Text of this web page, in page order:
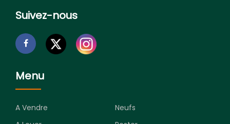
Suivez-nous
Menu
A Vendre
Neufs